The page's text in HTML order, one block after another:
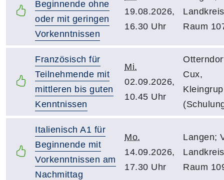
Beginnende ohne
oder mit geringen
Vorkenntnissen
19.08.2026,
16.30 Uhr
Raum
Französisch für
Teilnehmende mit
mittleren bis guten
Kenntnissen
Mi.
02.09.2026,
10.45 Uhr
Cux,
Italienisch A1 für
Beginnende mit
Vorkenntnissen am
Nachmittag
Mo.
14.09.2026,
17.30 Uhr
Langen;
Raum